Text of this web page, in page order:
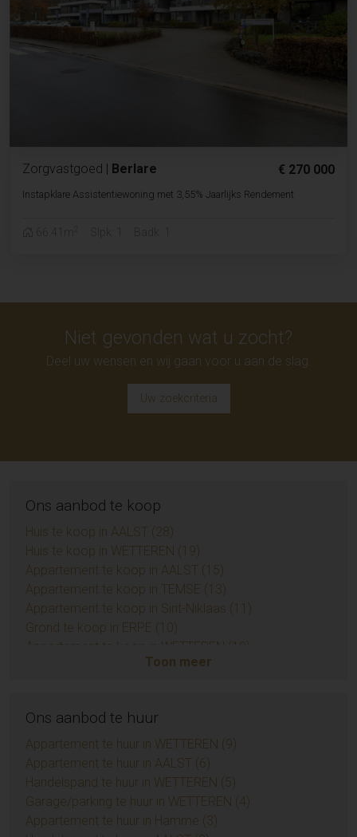
€ 270 000
Zorgvastgoed | Berlare
Instapklare Assistentiewoning met 3,55% Jaarlijks Rendement
Niet gevonden wat u zocht?
Deel uw wensen en wij gaan voor u aan de slag.
Uw zoekcriteria
Ons aanbod te koop
Huis te koop in AALST (28)
Huis te koop in WETTEREN (19)
Appartement te koop in AALST (15)
Appartement te koop in TEMSE (13)
Appartement te koop in Sint-Niklaas (11)
Grond te koop in ERPE (10)
Appartement te koop in WETTEREN (10)
Appartement te koop in ZUIDKOTE (9)
Opbrengsteigendom te koop in AALST (6)
Huis te koop in Sint-Niklaas (6)
Appartement te koop in AMBLETEUSE (4)
Grond te koop in BIEVRE (4)
Appartement te koop in LEDE (3)
Huis te koop in Temse (3)
Toon meer
Ons aanbod te huur
Appartement te huur in WETTEREN (9)
Appartement te huur in AALST (6)
Handelspand te huur in WETTEREN (5)
Garage/parking te huur in WETTEREN (4)
Appartement te huur in Hamme (3)